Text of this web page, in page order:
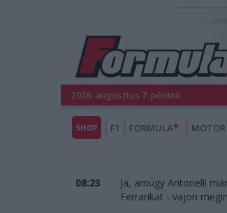
2026. augusztus 7. péntek
SHOP F1 FORMULA MOTOR
08:23
Ja, amúgy Antonelli
Ferrarikat - vajon